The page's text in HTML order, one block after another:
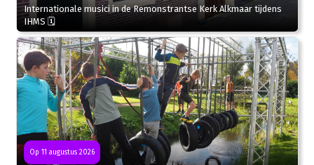
Internationale musici in de Remonstrantse Kerk Alkmaar tijdens
IHMS 🗓
Op 11 augustus 2026